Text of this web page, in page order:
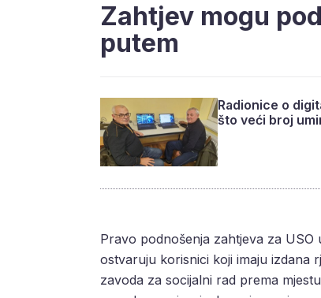
Zahtjev mogu
putem
Radionice o
što veći broj
Pravo podnošenja zahtjeva za
ostvaruju korisnici koji imaju izdana
zavoda za socijalni rad prema